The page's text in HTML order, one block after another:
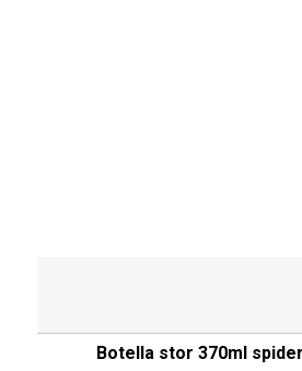
Botella stor 370ml